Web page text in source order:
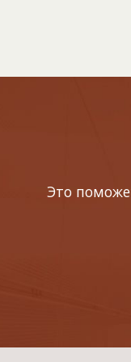
Это